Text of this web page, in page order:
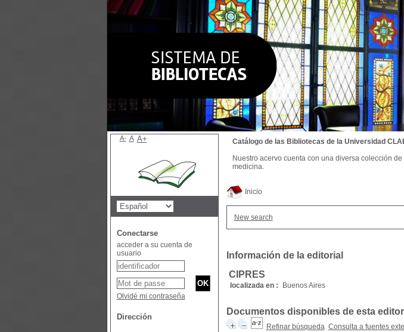
Inicio
New search
Información de la editorial
CIPRES
localizada en : Buenos Aires
Documentos disponibles de esta
Refinar búsqueda Consulta a fuentes
Catálogo de las Bibliotecas de la Universidad
Nuestro acervo cuenta con una diversa colección
medicina.
A- A A+
Conectarse
acceder a su cuenta de
usuario
Olvidé mi contraseña
Dirección